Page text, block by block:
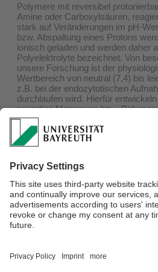
Polymere mit reversibel
Amine oder Carboxylsäuren,
stark auf Veränderungen im pH-
bzw. Abspaltung eines Protons
ionisch geladen und werden daher
Polyelektrolyte bezeichnet. Von
unsere Forschung ist der
Wertbereich von neutral (7,4) bis
z.B. bei der endozytotischen
durchlaufen wird. Hierfür
neuartige Monomere bzw.
reagieren. Ein vielversprechendes
Acryloyl-modifizierte
je nach Substituent an der
kann. Darüber hinaus ermöglicht die
Acrylamidstruktur eine schnelle,
radikalische Polymerisation mittels
reversible addition-fragmentation
hohen Molekulargewichten (>